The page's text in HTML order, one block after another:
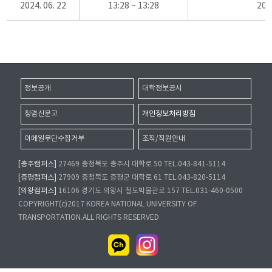
2024. 06. 22 13:28 ~ 13:28
정보공개 대학정보공시
청렴신문고 개인정보처리방침
이메일무단수집거부 조직/직원안내
[충주캠퍼스]
27469 충청북도 충주시 대학로 50 TEL.043-841-5114
[증평캠퍼스]
27909 충청북도 증평군 대학로 61 TEL.043-820-5114
[의왕캠퍼스]
16106 경기도 의왕시 철도박물관로 157 TEL.031-460-0500
COPYRIGHT(c)2017 KOREA NATIONAL UNIVERSITY OF
TRANSPORTATION.ALL RIGHTS RESERVED